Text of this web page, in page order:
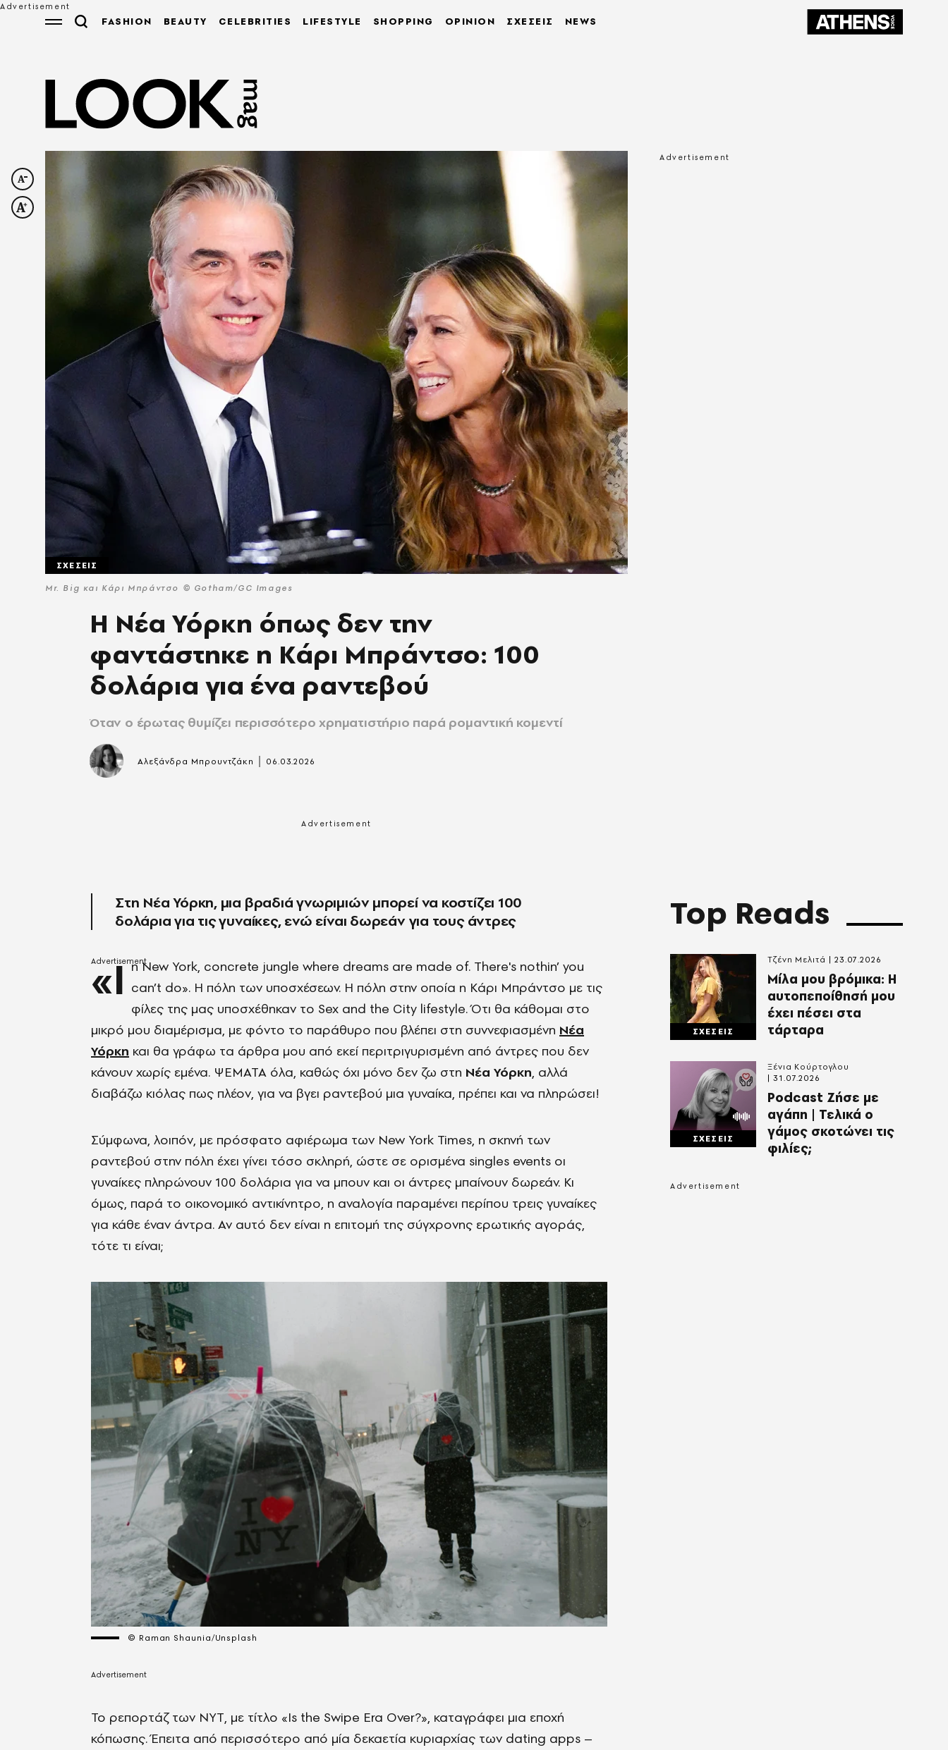
FASHION BEAUTY CELEBRITIES LIFESTYLE SHOPPING OPINION ΣΧΕΣΕΙΣ NEWS
Mr. Big και Κάρι Μπράντσο © Gotham/GC Images
ΣΧΕΣΕΙΣ
Η Νέα Υόρκη όπως δεν την
φαντάστηκε η Κάρι Μπράντσο: 100
δολάρια για ένα ραντεβού
Όταν ο έρωτας θυμίζει περισσότερο χρηματιστήριο παρά ρομαντική κομεντί
Αλεξάνδρα Μπρουντζάκη 06.03.2026
Στη Νέα Υόρκη, μια βραδιά γνωριμιών μπορεί να κοστίζει 100
δολάρια για τις γυναίκες, ενώ είναι δωρεάν για τους άντρες
«I n New York, concrete jungle where dreams are made of. There's nothin’ you
can’t do». Η πόλη των υποσχέσεων. Η πόλη στην οποία η Κάρι Μπράντσο με τις
φίλες της μας υποσχέθηκαν το Sex and the City lifestyle. Ότι θα κάθομαι στο
μικρό μου διαμέρισμα, με φόντο το παράθυρο που βλέπει στη συννεφιασμένη Νέα
Υόρκη και θα γράφω τα άρθρα μου από εκεί περιτριγυρισμένη από άντρες που δεν
κάνουν χωρίς εμένα. ΨΕΜΑΤΑ όλα, καθώς όχι μόνο δεν ζω στη Νέα Υόρκη, αλλά
διαβάζω κιόλας πως πλέον, για να βγει ραντεβού μια γυναίκα, πρέπει και να πληρώσει!
Σύμφωνα, λοιπόν, με πρόσφατο αφιέρωμα των New York Times, η σκηνή των
ραντεβού στην πόλη έχει γίνει τόσο σκληρή, ώστε σε ορισμένα singles events οι
γυναίκες πληρώνουν 100 δολάρια για να μπουν και οι άντρες μπαίνουν δωρεάν. Κι
όμως, παρά το οικονομικό αντικίνητρο, η αναλογία παραμένει περίπου τρεις γυναίκες
για κάθε έναν άντρα. Αν αυτό δεν είναι η επιτομή της σύγχρονης ερωτικής αγοράς,
τότε τι είναι;
© Raman Shaunia/Unsplash
Το ρεπορτάζ των NYT, με τίτλο «Is the Swipe Era Over?», καταγράφει μια εποχή
κόπωσης. Έπειτα από περισσότερο από μία δεκαετία κυριαρχίας των dating apps –
Top Reads
ΣΧΕΣΕΙΣ
Μίλα μου βρόμικα: Η
αυτοπεποίθησή μου
έχει πέσει στα
τάρταρα
Τζένη Μελιτά 23.07.2026
ΣΧΕΣΕΙΣ
Podcast Ζήσε με
αγάπη | Τελικά ο
γάμος σκοτώνει τις
φιλίες;
Ξένια Κούρτογλου
31.07.2026